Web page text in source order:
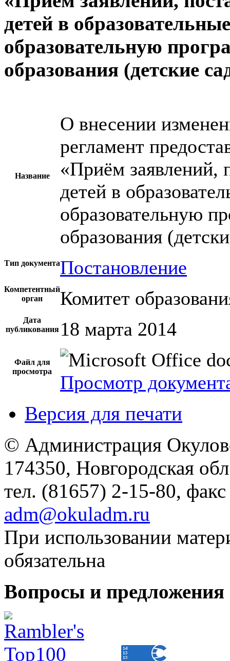
детей в
образовательную
образования (детские
Название
О внесении
регламент
«Приём заявлений,
детей в
образовательную
образования
Тип документаПостановление
Компетентный
орган
Комитет
Дата
публикования 18 марта 2014
Файл для
просмотра
Просмотр
Версия для печати
© Администрация
174350, Новгородская
тел. (81657) 2-15-80,
adm@okuladm.ru
При использовании
обязательна
Вопросы и